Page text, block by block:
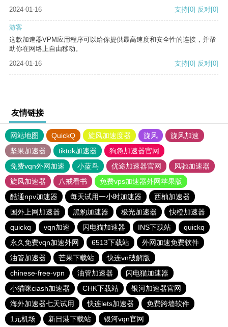
2024-01-16 支持[0] 反对[0]
游客
这款加速器VPM应用程序可以给你提供最高速度和安全性的连接，并帮
助你在网络上自由移动。
2024-01-16
支持[0] 反对[0]
友情链接
网站地图 QuickQ 旋风加速度器 旋风
旋风加速
坚果加速器
tiktok加速器
狗急加速器官网
免费vqn外网加速
小蓝鸟 优途加速器官网
风驰加速器
旋风加速器
八戒看书
免费vps加速器外网苹果版
酷通npv加速器
每天试用一小时加速器
西柚加速器
国外上网加速器
黑豹加速器 极光加速器
快橙加速器
quickq
vqn加速 闪电猫加速器 INS下载站
quickq
永久免费vqn加速外网
6513下载站
外网加速免费软件
油管加速器
芒果下载站
快连vn破解版
chinese-free-vpn
油管加速器
闪电猫加速器
小猫咪ciash加速器
CHK下载站
银河加速器官网
海外加速器七天试用
快连lets加速器
免费跨墙软件
1元机场
新日港下载站 银河vqn官网